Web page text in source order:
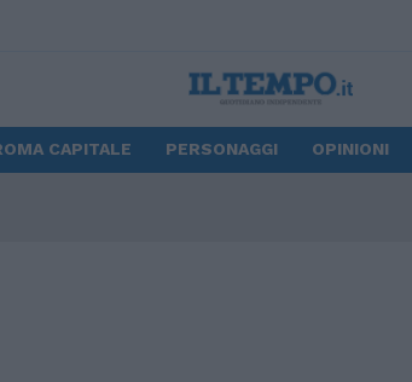
CAPITALE PERSONAGGI OPINIONI